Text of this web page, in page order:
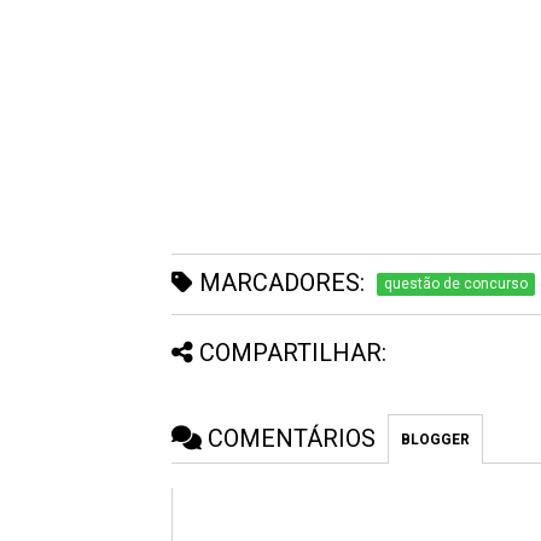
MARCADORES: questão de concurso
COMPARTILHAR:
COMENTÁRIOS BLOGGER